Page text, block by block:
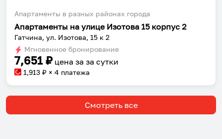
Апартаменты в разных районах города
Апартаменты на улице Изотова 15 корпус 2
Гатчина, ул. Изотова, 15 к 2
Мгновенное бронирование
7,651₽ цена за за сутки
1,913 ₽ × 4 платежа
Смотреть все